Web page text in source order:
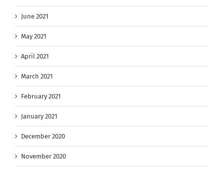
June 2021
May 2021
April 2021
March 2021
February 2021
January 2021
December 2020
November 2020